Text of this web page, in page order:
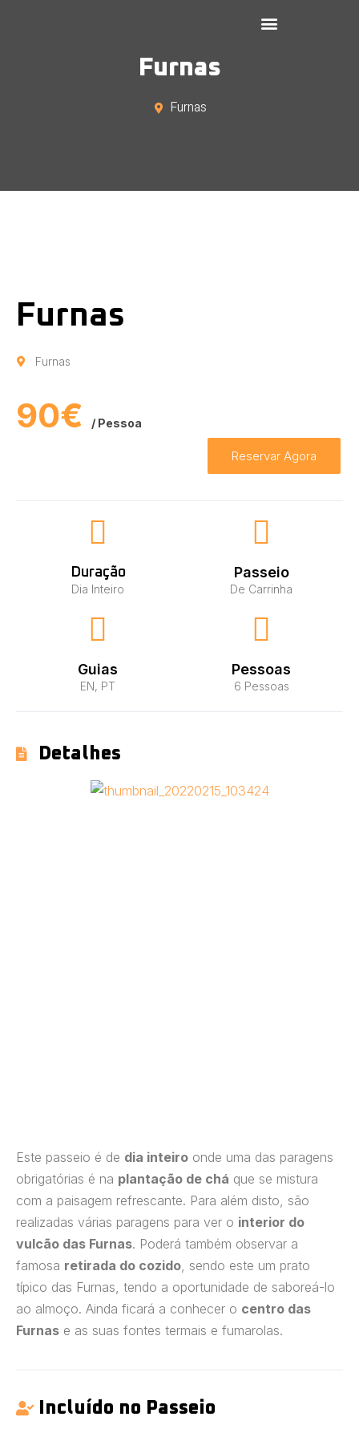
Furnas
Furnas
Furnas
Furnas
90€ / Pessoa
Reservar Agora
Duração
Dia Inteiro
Passeio
De Carrinha
Guias
EN, PT
Pessoas
6 Pessoas
Detalhes
Este passeio é de dia inteiro onde uma das paragens
obrigatórias é na plantação de chá que se mistura
com a paisagem refrescante. Para além disto, são
realizadas várias paragens para ver o interior do
vulcão das Furnas. Poderá também observar a
famosa retirada do cozido, sendo este um prato
típico das Furnas, tendo a oportunidade de saboreá-lo
ao almoço. Ainda ficará a conhecer o centro das
Furnas e as suas fontes termais e fumarolas.
Incluído no Passeio